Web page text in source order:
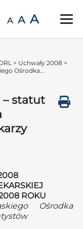
A A A
> Uchwały 2008 >
Ośrodka...
– statut
ROKU
Ośrodka